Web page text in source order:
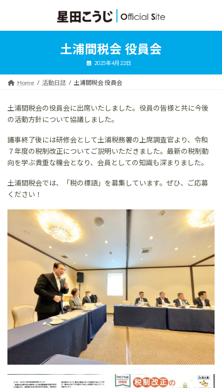
ン
ッ
ー
移
土浦間税会 役員会
2025年4月22日
Home 活動日誌 土浦間税会 役員会
土浦間税会の役員会に出席いたしました。役員の皆様と共に今後
の活動方針について協議しました。
議事終了後には研修会として土浦税務署の上席調査官より、令和
７年度の税制改正についてご説明いただきました。最新の税制動
向を学ぶ貴重な機会となり、会員としての知識も深まりました。
土浦間税会では、「税の標語」を募集しています。ぜひ、ご応募
ください！